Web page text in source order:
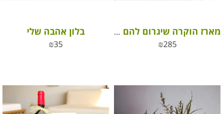
מארז הוקרה שיגרום להם לחייך
₪285
בלון אהבה שלי
₪35